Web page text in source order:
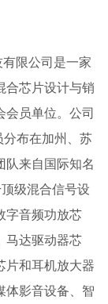
限公司是一家
合芯片设计与销
会员单位。公司
布在加州、苏
队来自国际知名
级混合信号设
字音频功放芯
马达驱动器芯
片和耳机放大器
体影音设备、智